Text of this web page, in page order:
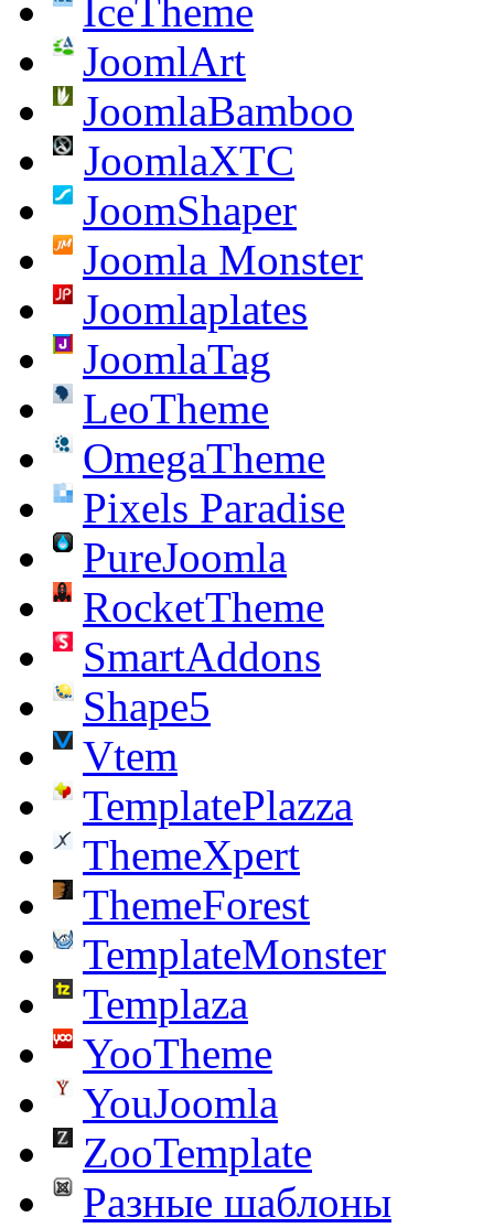
IceTheme
JoomlArt
JoomlaBamboo
JoomlaXTC
JoomShaper
Joomla Monster
Joomlaplates
JoomlaTag
LeoTheme
OmegaTheme
Pixels Paradise
PureJoomla
RocketTheme
SmartAddons
Shape5
Vtem
TemplatePlazza
ThemeXpert
ThemeForest
TemplateMonster
Templaza
YooTheme
YouJoomla
ZooTemplate
Разные шаблоны